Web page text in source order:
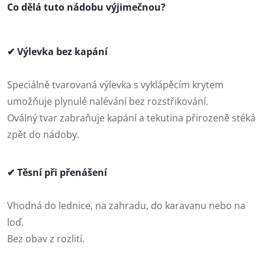
Co dělá tuto nádobu výjimečnou?
✔ Výlevka bez kapání
Speciálně tvarovaná výlevka s vyklápěcím krytem
umožňuje plynulé nalévání bez rozstřikování.
Oválný tvar zabraňuje kapání a tekutina přirozeně stéká
zpět do nádoby.
✔ Těsní při přenášení
Vhodná do lednice, na zahradu, do karavanu nebo na
loď.
Bez obav z rozlití.